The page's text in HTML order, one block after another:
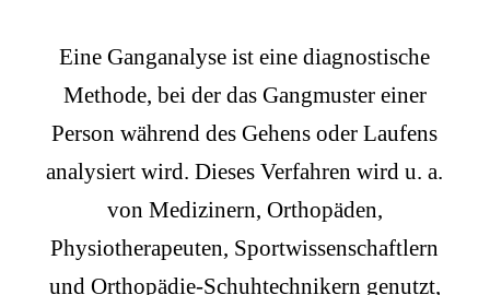
Eine Ganganalyse ist eine diagnostische
Methode, bei der das Gangmuster einer
Person während des Gehens oder Laufens
analysiert wird. Dieses Verfahren wird u. a.
von Medizinern, Orthopäden,
Physiotherapeuten, Sportwissenschaftlern
und Orthopädie-Schuhtechnikern genutzt,